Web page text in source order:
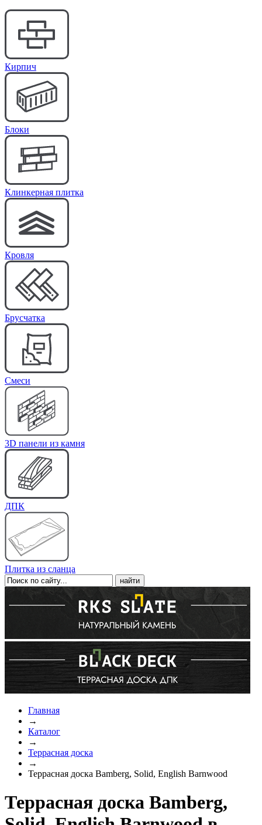
Кирпич
Блоки
Клинкерная плитка
Кровля
Брусчатка
Cмеси
3D панели из камня
ДПК
Плитка из сланца
Главная
→
Каталог
→
Террасная доска
→
Террасная доска Bamberg, Solid, English Barnwood
Террасная доска Bamberg,